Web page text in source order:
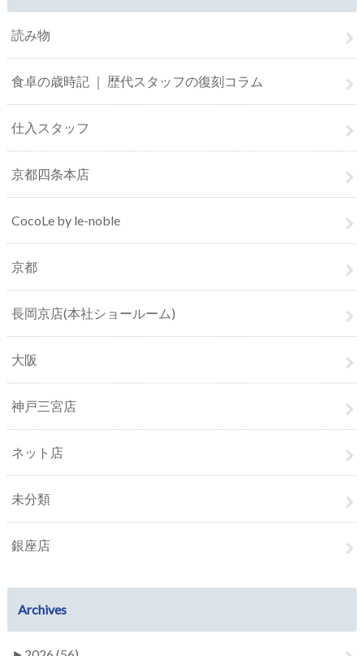
読み物
食卓の歳時記 ｜ 歴代スタッフの復刻コラム
仕入スタッフ
京都四条本店
CocoLe by le-noble
京都
長岡京店(本社ショールーム)
大阪
神戸三宮店
ネット店
未分類
銀座店
Archives